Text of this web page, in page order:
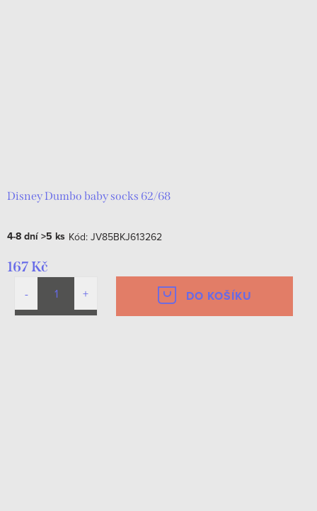
Disney Dumbo baby socks 62/68
4-8 dní>5 ks Kód: JV85BKJ613262
167 Kč
DO KOŠÍKU